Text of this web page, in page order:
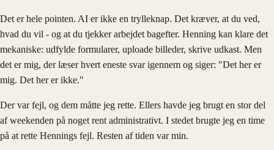
Det er hele pointen. AI er ikke en trylleknap. Det kræver, at du ved,
hvad du vil - og at du tjekker arbejdet bagefter. Henning kan klare det
mekaniske: udfylde formularer, uploade billeder, skrive udkast. Men
det er mig, der læser hvert eneste svar igennem og siger: "Det her er
mig. Det her er ikke."
Der var fejl, og dem måtte jeg rette. Ellers havde jeg brugt en stor del
af weekenden på noget rent administrativt. I stedet brugte jeg en time
på at rette Hennings fejl. Resten af tiden var min.